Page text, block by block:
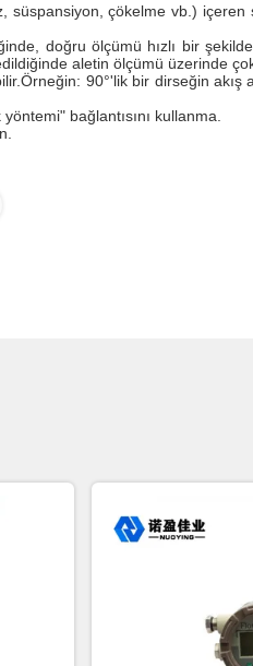
süspansiyon, çökelme vb.) içeren
doğru ölçümü hızlı bir
aletin ölçümü üzerinde
90°'lik bir dirseğin akış
bağlantısını kullanma.